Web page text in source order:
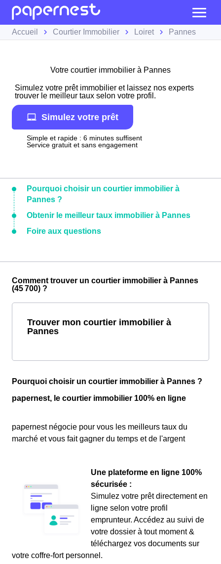
Accueil Courtier Immobilier Loiret Pannes
Votre courtier immobilier à Pannes
Simulez votre prêt immobilier et laissez nos experts
trouver le meilleur taux selon votre profil.
Simulez votre prêt
Simple et rapide : 6 minutes suffisent
Service gratuit et sans engagement
Pourquoi choisir un courtier immobilier à
Pannes ?
Obtenir le meilleur taux immobilier à Pannes
Foire aux questions
Comment trouver un courtier immobilier à Pannes
(45 700) ?
Trouver mon courtier immobilier à
Pannes
Pourquoi choisir un courtier immobilier à Pannes ?
papernest, le courtier immobilier 100% en ligne
papernest négocie pour vous les meilleurs taux du
marché et vous fait gagner du temps et de l'argent
Une plateforme en ligne 100%
sécurisée :
Simulez votre prêt directement en
ligne selon votre profil
emprunteur. Accédez au suivi de
votre dossier à tout moment &
téléchargez vos documents sur
votre coffre-fort personnel.